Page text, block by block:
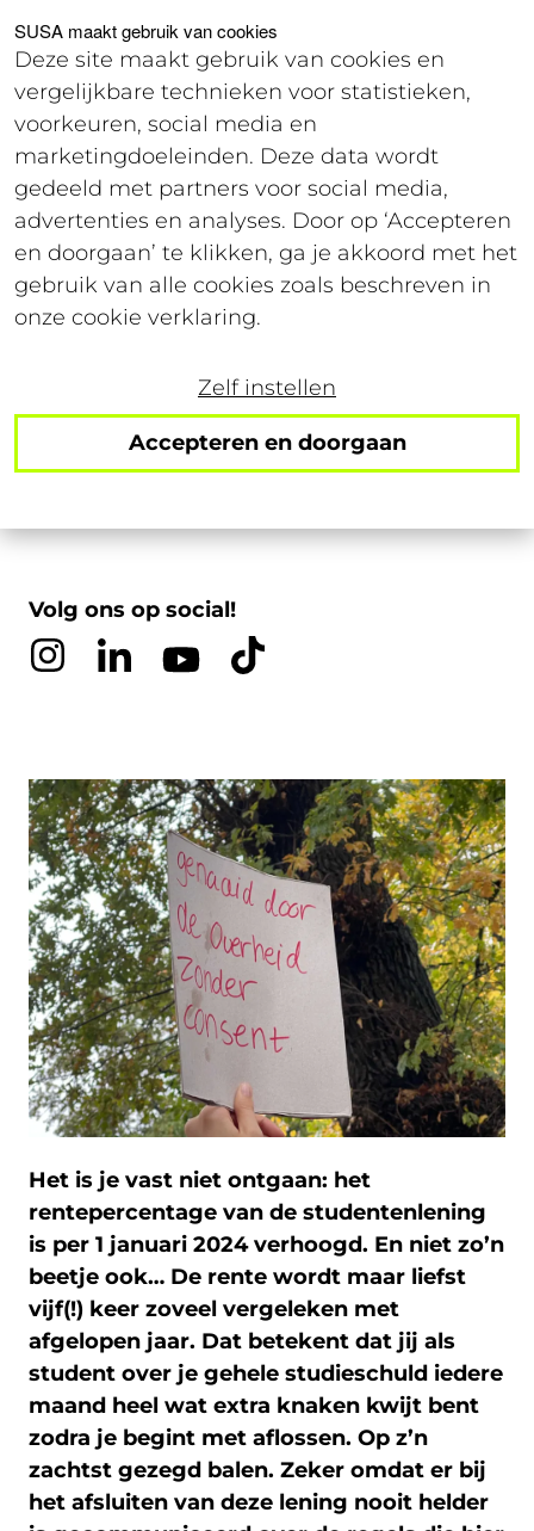
SUSA maakt gebruik van cookies
Deze site maakt gebruik van cookies en
vergelijkbare technieken voor statistieken,
voorkeuren, social media en
marketingdoeleinden. Deze data wordt
gedeeld met partners voor social media,
advertenties en analyses. Door op ‘Accepteren
en doorgaan’ te klikken, ga je akkoord met het
gebruik van alle cookies zoals beschreven in
onze cookie verklaring.
Zelf instellen
Accepteren en doorgaan
Voor studenten Voor werkgevers
Login
Hoopvolle motie Tweede
studieschuld moet
omlaag
7 november 2023
Leestijd: 3 minuten
Volg ons op social!
Het is je vast niet ontgaan: het
rentepercentage van de studentenlening
is per 1 januari 2024 verhoogd. En niet zo’n
beetje ook… De rente wordt maar liefst
vijf(!) keer zoveel vergeleken met
afgelopen jaar. Dat betekent dat jij als
student over je gehele studieschuld iedere
maand heel wat extra knaken kwijt bent
zodra je begint met aflossen. Op z’n
zachtst gezegd balen. Zeker omdat er bij
het afsluiten van deze lening nooit helder